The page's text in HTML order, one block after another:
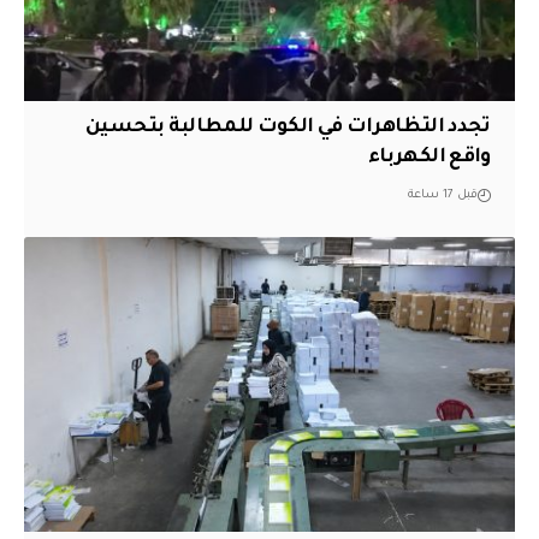
تجدد التظاهرات في الكوت للمطالبة بتحسين
واقع الكهرباء
قبل 17 ساعة